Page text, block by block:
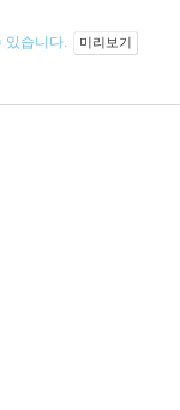
있습니다. 미리보기